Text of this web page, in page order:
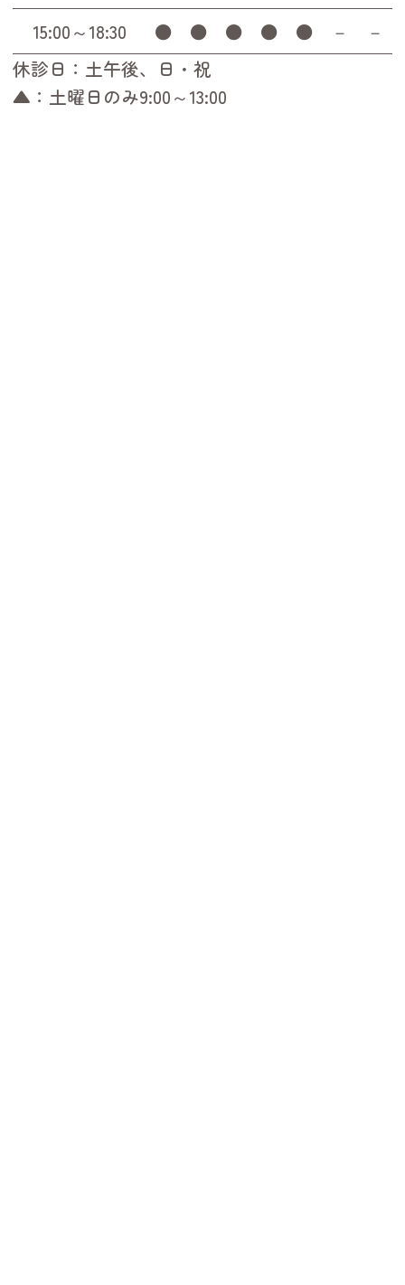
15:00～18:30
● ● ● ● ● －
－
休診日：土午後、日・祝
▲：土曜日のみ9:00～13:00